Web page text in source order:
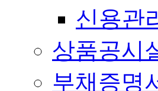
신용관
상품공시
부채증명